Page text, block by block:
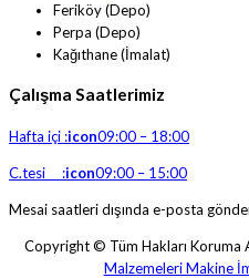
Feriköy (Depo)
Perpa (Depo)
Kağıthane (İmalat)
Çalışma Saatlerimiz
Hafta içi :icon09:00 – 18:00
C.tesi :icon09:00 – 15:00
Mesai saatleri dışında e-posta
Copyright © Tüm Hakları Koruma
Malzemeleri Makine